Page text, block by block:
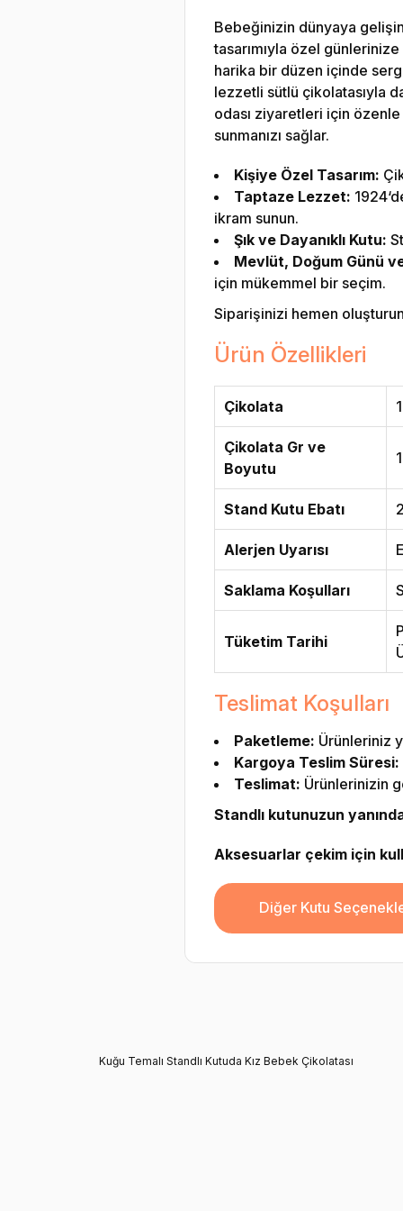
Bebeğinizin dünyaya
tasarımıyla özel
harika bir düzen içinde
lezzetli sütlü çikolatasıyla
odası ziyaretleri için
sunmanızı sağlar.
Kişiye Özel Tasarım:
Taptaze Lezzet:
ikram sunun.
Şık ve Dayanıklı Kutu:
Mevlüt, Doğum Günü
için mükemmel bir seçim.
Siparişinizi hemen
Ürün Özellikleri
Çikolata
Çikolata Gr ve
Boyutu
Stand Kutu Ebatı
Alerjen Uyarısı
Saklama Koşulları
Tüketim Tarihi
Teslimat Koşulları
Paketleme: Ürünleriniz
Kargoya Teslim Süresi:
Teslimat: Ürünlerinizin
Standlı kutunuzun
Aksesuarlar çekim için
Diğer Kutu
Kuğu Temalı Standlı Kutuda Kız Bebek Çikolatası